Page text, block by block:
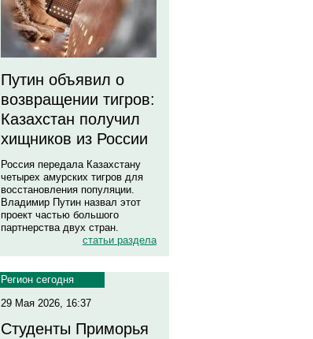
Путин объявил о
возвращении тигров:
Казахстан получил
хищников из России
Россия передала Казахстану
четырех амурских тигров для
восстановления популяции.
Владимир Путин назвал этот
проект частью большого
партнерства двух стран.
статьи раздела
Регион сегодня
29 Мая 2026, 16:37
Студенты Приморья